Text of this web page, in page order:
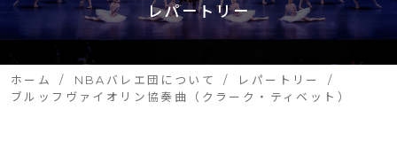
レパートリー
ホーム NBAバレエ団について
レパートリー
ブルッフヴァイオリン協奏曲（クラーク・ティベット）